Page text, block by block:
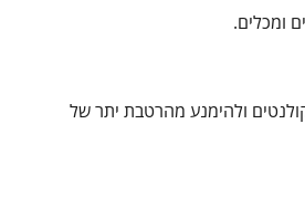
ומכלים.
ולהימנע מהרטבת יתר של